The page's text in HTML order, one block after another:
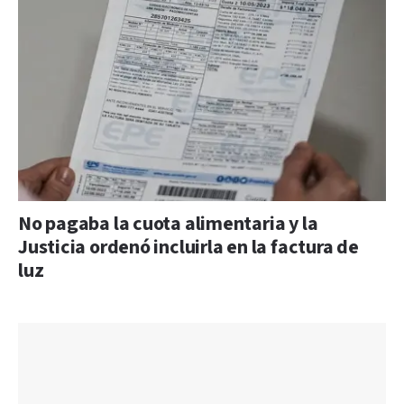
No pagaba la cuota alimentaria y la
Justicia ordenó incluirla en la factura de
luz